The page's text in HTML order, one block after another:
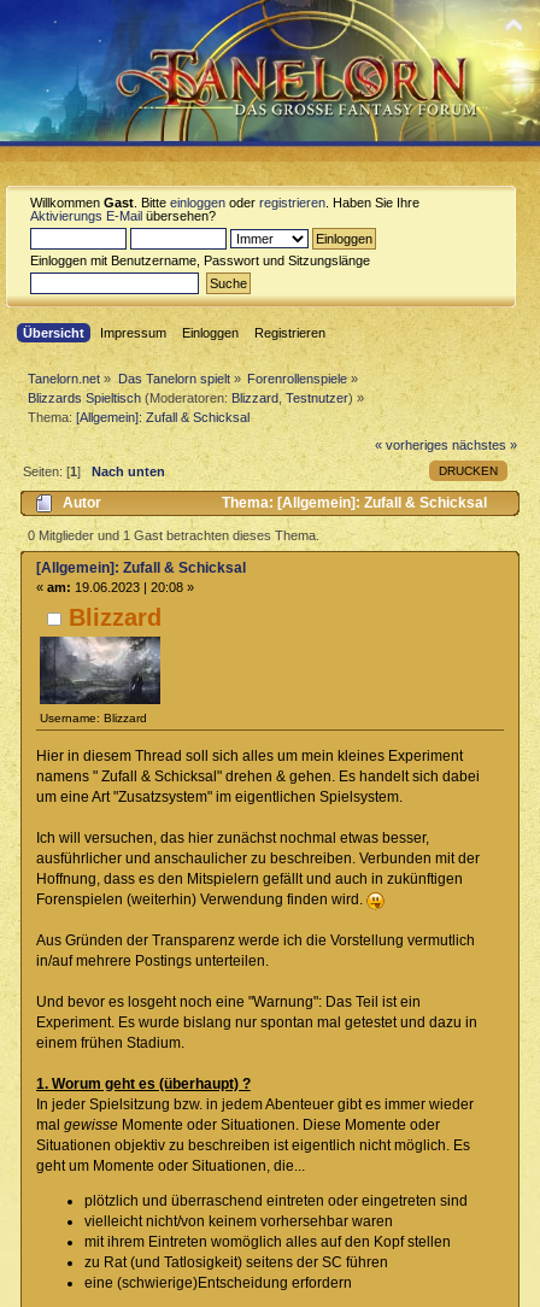
Willkommen Gast . Bitte einloggen oder registrieren . Haben Sie Ihre
Aktivierungs E-Mail übersehen?
Einloggen mit Benutzername, Passwort und Sitzungslänge
Übersicht Impressum Einloggen Registrieren
Tanelorn.net » Das Tanelorn spielt» Forenrollenspiele»
Blizzards Spieltisch (Moderatoren: Blizzard ,Testnutzer) »
Thema:[Allgemein]: Zufall & Schicksal
« vorheriges nächstes »
DRUCKEN
Seiten: [1] Nach unten
Autor
Thema: [Allgemein]: Zufall & Schicksal
(Gelesen 2159 mal)
0 Mitglieder und 1 Gast betrachten dieses Thema.
Blizzard
Username: Blizzard
[Allgemein]: Zufall & Schicksal
« am: 19.06.2023 | 20:08 »
Hier in diesem Thread soll sich alles um mein kleines Experiment
namens " Zufall & Schicksal" drehen & gehen. Es handelt sich dabei
um eine Art "Zusatzsystem" im eigentlichen Spielsystem.
Ich will versuchen, das hier zunächst nochmal etwas besser,
ausführlicher und anschaulicher zu beschreiben. Verbunden mit der
Hoffnung, dass es den Mitspielern gefällt und auch in zukünftigen
Forenspielen (weiterhin) Verwendung finden wird.
Aus Gründen der Transparenz werde ich die Vorstellung vermutlich
in/auf mehrere Postings unterteilen.
Und bevor es losgeht noch eine "Warnung": Das Teil ist ein
Experiment. Es wurde bislang nur spontan mal getestet und dazu in
einem frühen Stadium.
1. Worum geht es (überhaupt) ?
In jeder Spielsitzung bzw. in jedem Abenteuer gibt es immer wieder
mal gewisseMomente oder Situationen. Diese Momente oder
Situationen objektiv zu beschreiben ist eigentlich nicht möglich. Es
geht um Momente oder Situationen, die...
plötzlich und überraschend eintreten oder eingetreten sind
vielleicht nicht/von keinem vorhersehbar waren
mit ihrem Eintreten womöglich alles auf den Kopf stellen
zu Rat (und Tatlosigkeit) seitens der SC führen
eine (schwierige)Entscheidung erfordern